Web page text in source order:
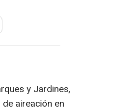
y Jardines,
aireación en